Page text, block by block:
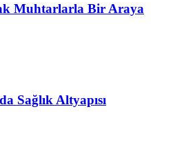
Muhtarlarla Bir Araya
Sağlık Altyapısı